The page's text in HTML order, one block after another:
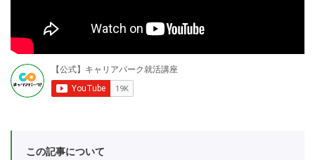
この記事について